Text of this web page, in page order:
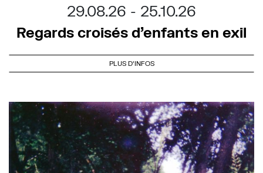
29.08.26
25.10.26
Regards croisés d’enfants en exil
PLUS D'INFOS